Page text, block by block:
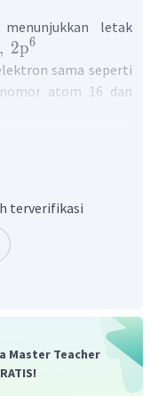
letak
, 2p6
sama seperti
atom 16 dan
terverifikasi
Master Teacher